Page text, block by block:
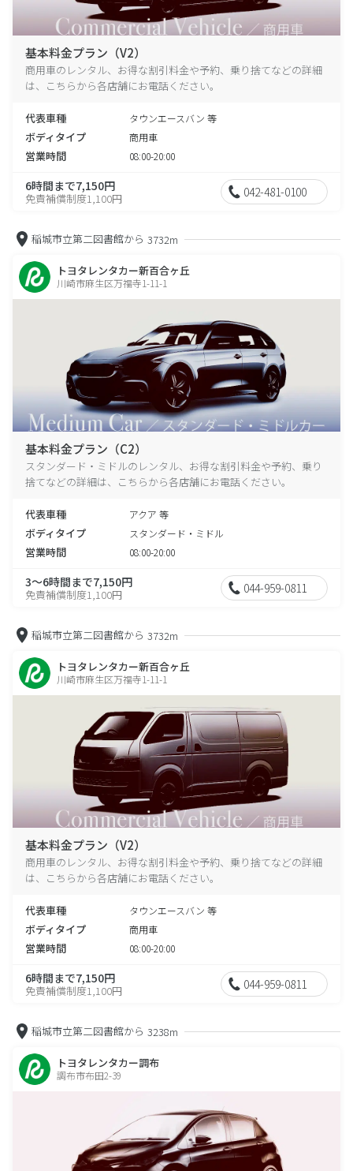
基本料金プラン（V2）
商用車のレンタル、お得な割引料金や予約、乗り捨てなどの詳細
は、こちらから各店舗にお電話ください。
代表車種 タウンエースバン 等
ボディタイプ 商用車
営業時間 08:00-20:00
6時間まで7,150円
免責補償制度1,100円 042-481-0100
稲城市立第二図書館から 3732m
トヨタレンタカー新百合ヶ丘
川崎市麻生区万福寺1-11-1
基本料金プラン（C2）
スタンダード・ミドルのレンタル、お得な割引料金や予約、乗り
捨てなどの詳細は、こちらから各店舗にお電話ください。
代表車種 アクア 等
ボディタイプ スタンダード・ミドル
営業時間 08:00-20:00
3～6時間まで7,150円
免責補償制度1,100円 044-959-0811
稲城市立第二図書館から 3732m
トヨタレンタカー新百合ヶ丘
川崎市麻生区万福寺1-11-1
基本料金プラン（V2）
商用車のレンタル、お得な割引料金や予約、乗り捨てなどの詳細
は、こちらから各店舗にお電話ください。
代表車種 タウンエースバン 等
ボディタイプ 商用車
営業時間 08:00-20:00
6時間まで7,150円
免責補償制度1,100円 044-959-0811
稲城市立第二図書館から 3238m
トヨタレンタカー調布
調布市布田2-39